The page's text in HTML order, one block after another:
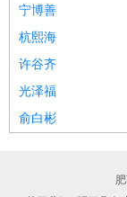
宁博善
杭熙海
许谷齐
光泽福
俞白彬